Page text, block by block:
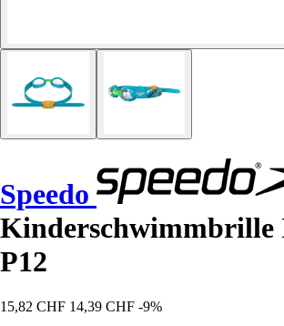
Speedo
Kinderschwimmbrille
P12
15,82 CHF 14,39 CHF -9%